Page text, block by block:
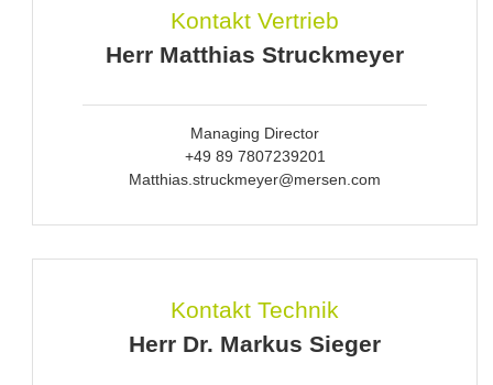
Kontakt Vertrieb
Herr Matthias Struckmeyer
Managing Director
+49 89 7807239201
Matthias.struckmeyer@mersen.com
Kontakt Technik
Herr Dr. Markus Sieger